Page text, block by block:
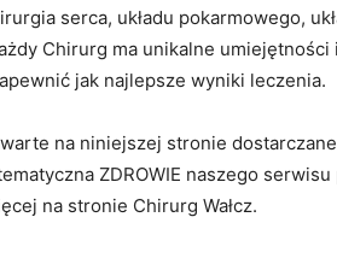
serca, układu pokarmowego,
Chirurg ma unikalne
jak najlepsze wyniki leczenia.
na niniejszej stronie
ZDROWIE naszego
na stronie Chirurg Wałcz.